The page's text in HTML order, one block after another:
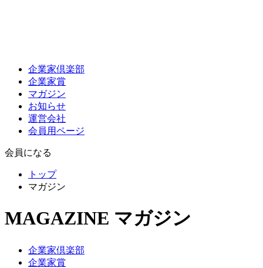
企業家倶楽部
企業家賞
マガジン
お知らせ
運営会社
会員用ページ
会員になる
トップ
マガジン
MAGAZINE マガジン
企業家倶楽部
企業家賞